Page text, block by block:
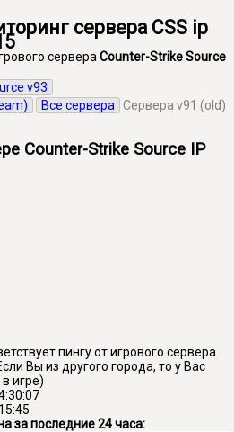
сервера CSS ip
сервера Counter-Strike Source
v93
Все сервера
Сервера v91 (old)
Counter-Strike Source IP
пингу от игрового сервера
Вы из другого города, то у Вас
игре)
за последние 24 часа: